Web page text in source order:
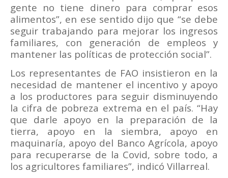
gente no tiene dinero para comprar esos
alimentos”, en ese sentido dijo que “se debe
seguir trabajando para mejorar los ingresos
familiares, con generación de empleos y
mantener las políticas de protección social”.
Los representantes de FAO insistieron en la
necesidad de mantener el incentivo y apoyo
a los productores para seguir disminuyendo
la cifra de pobreza extrema en el país. “Hay
que darle apoyo en la preparación de la
tierra, apoyo en la siembra, apoyo en
maquinaría, apoyo del Banco Agrícola, apoyo
para recuperarse de la Covid, sobre todo, a
los agricultores familiares”, indicó Villarreal.